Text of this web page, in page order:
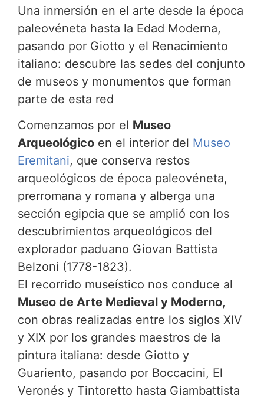
Una inmersión en el arte desde la época
paleovéneta hasta la Edad Moderna,
pasando por Giotto y el Renacimiento
italiano: descubre las sedes del conjunto
de museos y monumentos que forman
parte de esta red
Comenzamos por el Museo
Arqueológico en el interior del Museo
Eremitani, que conserva restos
arqueológicos de época paleovéneta,
prerromana y romana y alberga una
sección egipcia que se amplió con los
descubrimientos arqueológicos del
explorador paduano Giovan Battista
Belzoni (1778-1823).
El recorrido museístico nos conduce al
Museo de Arte Medieval y Moderno,
con obras realizadas entre los siglos XIV
y XIX por los grandes maestros de la
pintura italiana: desde Giotto y
Guariento, pasando por Boccacini, El
Veronés y Tintoretto hasta Giambattista